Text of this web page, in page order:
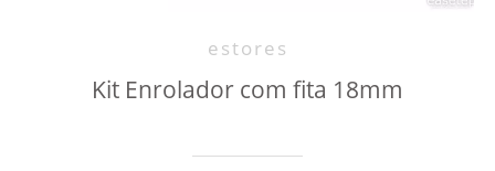
estores
Kit Enrolador com fita 18mm